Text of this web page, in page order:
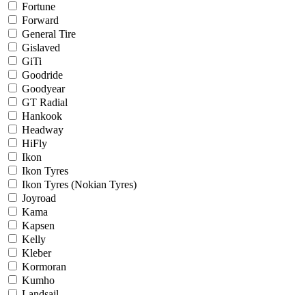
Fortune
Forward
General Tire
Gislaved
GiTi
Goodride
Goodyear
GT Radial
Hankook
Headway
HiFly
Ikon
Ikon Tyres
Ikon Tyres (Nokian Tyres)
Joyroad
Kama
Kapsen
Kelly
Kleber
Kormoran
Kumho